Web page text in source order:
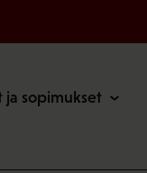
ja sopimukset